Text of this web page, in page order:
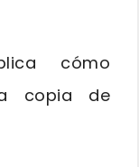
cómo
copia de